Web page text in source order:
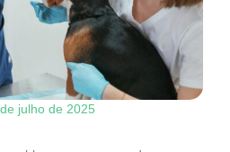
julho de 2025